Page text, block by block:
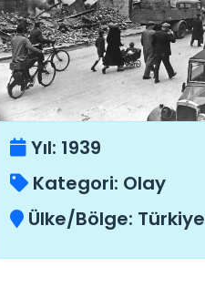
Yıl: 1939
Kategori: Olay
Ülke/Bölge: Türkiye